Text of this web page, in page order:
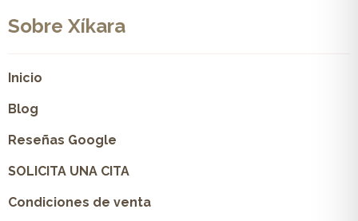
Sobre Xíkara
Inicio
Blog
Reseñas Google
SOLICITA UNA CITA
Condiciones de venta